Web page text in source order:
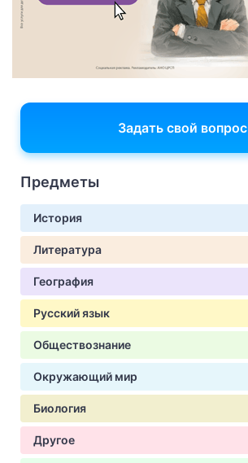
Задать свой вопрос
Предметы
История
Литература
География
Русский язык
Обществознание
Окружающий мир
Биология
Другое